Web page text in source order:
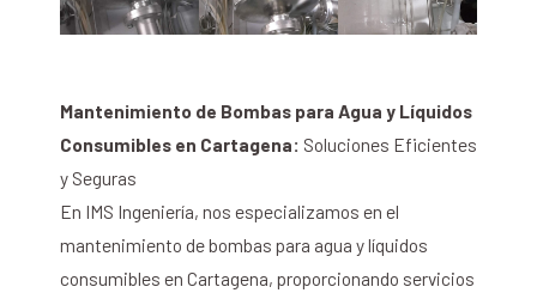
Mantenimiento de Bombas para Agua y Líquidos
Consumibles en Cartagena: Soluciones Eficientes
y Seguras
En IMS Ingeniería, nos especializamos en el
mantenimiento de bombas para agua y líquidos
consumibles en Cartagena, proporcionando servicios